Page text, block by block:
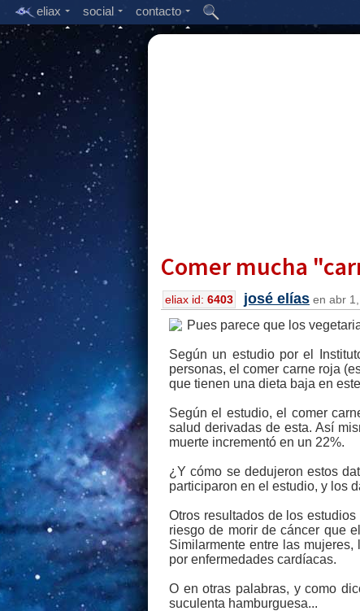
eliax social contacto
Comer mucha
eliax id: 6403 josé elías en abr
Pues parece que los
Según un estudio por el
personas, el comer carne roja
que tienen una dieta baja en
Según el estudio, el comer
salud derivadas de esta. Así
muerte incrementó en un 22%.
¿Y cómo se dedujeron estos
participaron en el estudio, y los
Otros resultados de los
riesgo de morir de cáncer que
Similarmente entre las
por enfermedades cardíacas.
O en otras palabras, y como
suculenta hamburguesa...